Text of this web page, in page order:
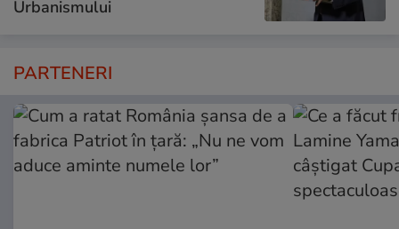
Urbanismului
PARTENERI